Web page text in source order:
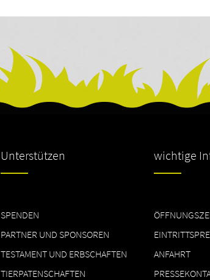
Unterstützen
SPENDEN
PARTNER UND SPONSOREN
TESTAMENT UND ERBSCHAFTEN
TIERPATENSCHAFTEN
wichtige
ANFAHRT